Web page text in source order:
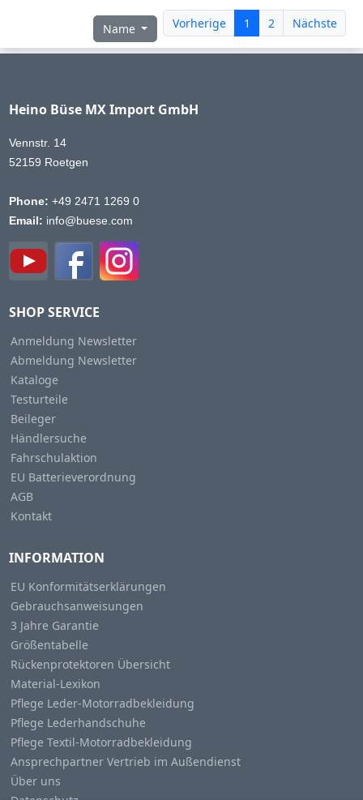
Vorherige 1 2 Nächste
Name
Heino Büse MX Import GmbH
Vennstr. 14
52159 Roetgen
Phone: +49 2471 1269 0
Email: info@buese.com
SHOP SERVICE
Anmeldung Newsletter
Abmeldung Newsletter
Kataloge
Testurteile
Beileger
Händlersuche
Fahrschulaktion
EU Batterieverordnung
AGB
Kontakt
INFORMATION
EU Konformitätserklärungen
Gebrauchsanweisungen
3 Jahre Garantie
Größentabelle
Rückenprotektoren Übersicht
Material-Lexikon
Pflege Leder-Motorradbekleidung
Pflege Lederhandschuhe
Pflege Textil-Motorradbekleidung
Ansprechpartner Vertrieb im Außendienst
Über uns